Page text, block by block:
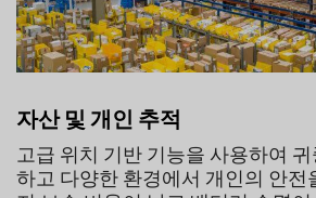
자산 및 개인 추적
고급 위치 기반 기능을 사용하여
하고 다양한 환경에서 개인의 안전